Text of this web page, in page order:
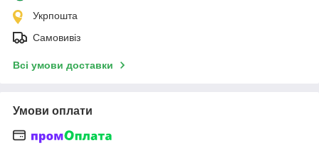
Укрпошта
Самовивіз
Всі умови доставки
Умови оплати